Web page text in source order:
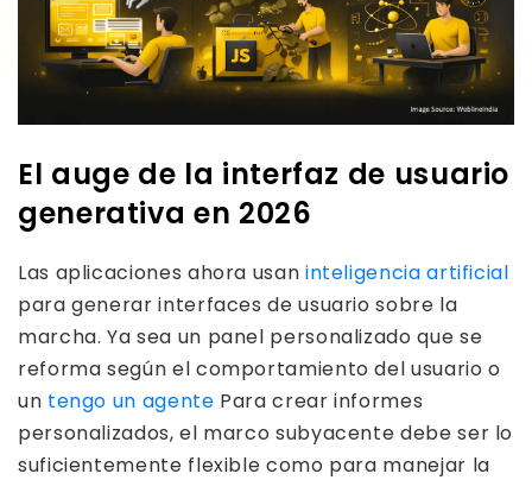
El auge de la interfaz de usuario
generativa en 2026
Las aplicaciones ahora usan inteligencia artificial
para generar interfaces de usuario sobre la
marcha. Ya sea un panel personalizado que se
reforma según el comportamiento del usuario o
un tengo un agente Para crear informes
personalizados, el marco subyacente debe ser lo
suficientemente flexible como para manejar la